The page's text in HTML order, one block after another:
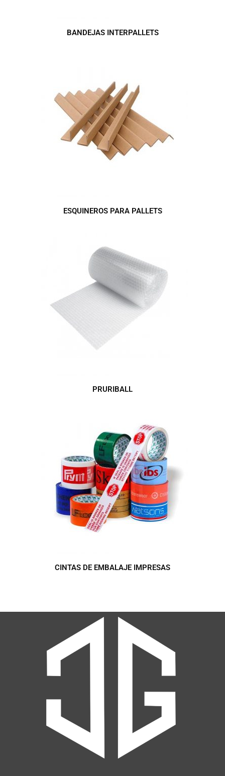
BANDEJAS INTERPALLETS
ESQUINEROS PARA PALLETS
PRURIBALL
CINTAS DE EMBALAJE IMPRESAS